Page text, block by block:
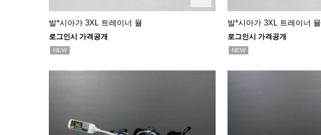
발*시아가 3XL 트레이너 뮬
로그인시 가격공개
NEW
발*시아가 3XL 트레이너 뮬
로그인시 가격공개
NEW